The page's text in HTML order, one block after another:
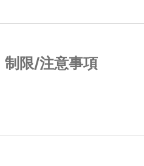
制限/注意事項